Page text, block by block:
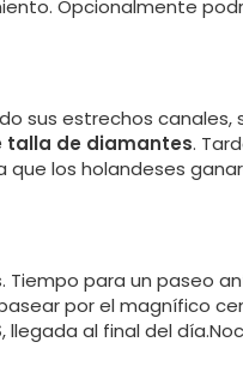
Opcionalmente
sus estrechos canales,
talla de diamantes.
los holandeses
Tiempo para un paseo
por el magnífico
, llegada al final del